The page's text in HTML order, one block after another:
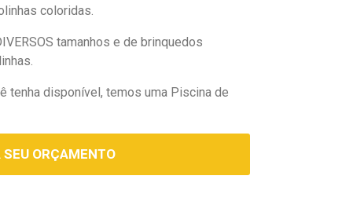
coloridas.
tamanhos e de brinquedos
tenha disponível, temos uma Piscina de
SEU ORÇAMENTO